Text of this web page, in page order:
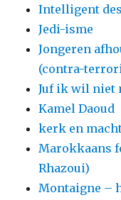
Intelligent
Jedi-isme
Jongeren
(contra-
Juf ik wil niet
Kamel Daoud
kerk en
Marokkaans
Rhazoui)
Montaigne –